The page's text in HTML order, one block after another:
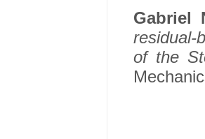
Gabriel
residual-
of the